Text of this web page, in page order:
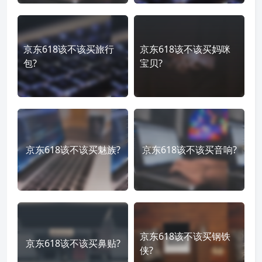
京东618该不该买旅行
包?
京东618该不该买妈咪
宝贝?
京东618该不该买魅族? 京东618该不该买音响?
京东618该不该买鼻贴?
京东618该不该买钢铁
侠?